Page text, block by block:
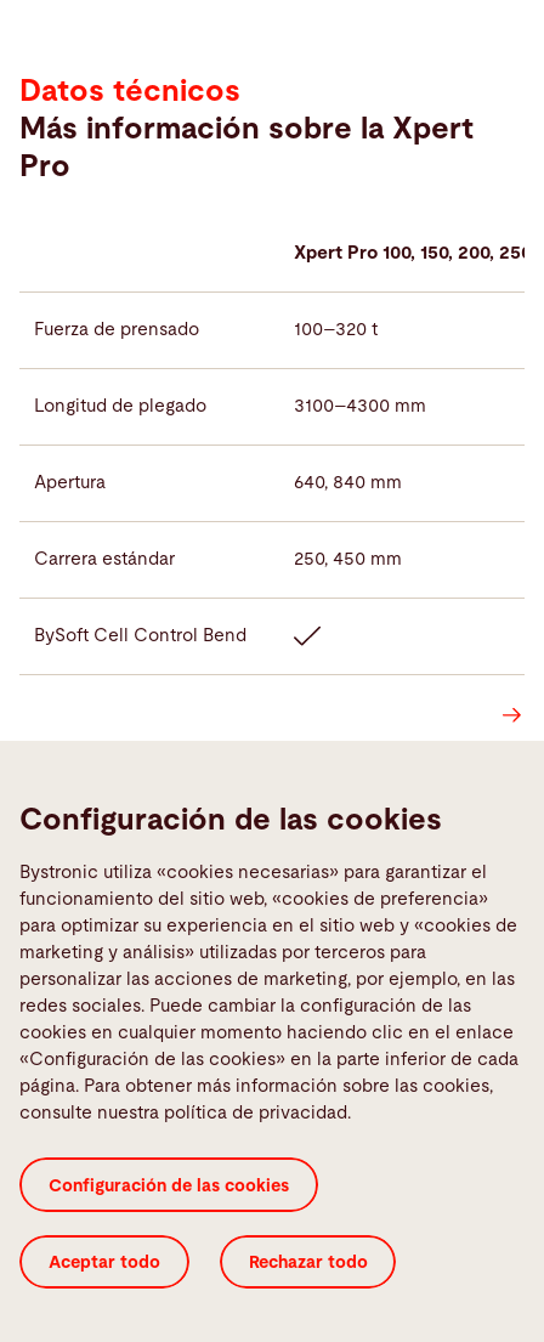
Datos técnicos
Más información sobre la Xpert
Pro
Xpert Pro 100, 150, 200, 250,
Fuerza de prensado 100–320 t
Longitud de plegado 3100–4300 mm
Apertura 640, 840 mm
Carrera estándar 250, 450 mm
BySoft Cell Control Bend
Configuración de las cookies
Bystronic utiliza «cookies necesarias» para garantizar el
funcionamiento del sitio web, «cookies de preferencia»
para optimizar su experiencia en el sitio web y «cookies de
marketing y análisis» utilizadas por terceros para
personalizar las acciones de marketing, por ejemplo, en las
redes sociales. Puede cambiar la configuración de las
cookies en cualquier momento haciendo clic en el enlace
«Configuración de las cookies» en la parte inferior de cada
página. Para obtener más información sobre las cookies,
consulte nuestra política de privacidad.
Configuración de las cookies
Aceptar todo Rechazar todo